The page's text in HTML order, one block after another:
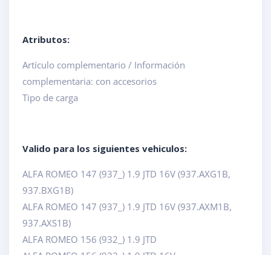
Atributos:
Artículo complementario / Información
complementaria: con accesorios
Tipo de carga
Valido para los siguientes vehiculos:
ALFA ROMEO 147 (937_) 1.9 JTD 16V (937.AXG1B,
937.BXG1B)
ALFA ROMEO 147 (937_) 1.9 JTD 16V (937.AXM1B,
937.AXS1B)
ALFA ROMEO 156 (932_) 1.9 JTD